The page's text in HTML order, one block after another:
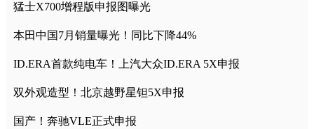
猛士X700增程版申报图曝光
本田中国7月销量曝光！同比下降44%
ID.ERA首款纯电车！上汽大众ID.ERA 5X申报
双外观造型！北京越野星钽5X申报
国产！奔驰VLE正式申报